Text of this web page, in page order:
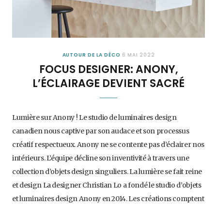
AUTOUR DE LA DÉCO 6 MAI 2022
FOCUS DESIGNER: ANONY,
L’ÉCLAIRAGE DEVIENT SACRÉ
Lumière sur Anony ! Le studio de luminaires design
canadien nous captive par son audace et son processus
créatif respectueux. Anony ne se contente pas d’éclairer nos
intérieurs. L’équipe décline son inventivité à travers une
collection d’objets design singuliers. La lumière se fait reine
et design La designer Christian Lo a fondé le studio d’objets
et luminaires design Anony en 2014. Les créations comptent